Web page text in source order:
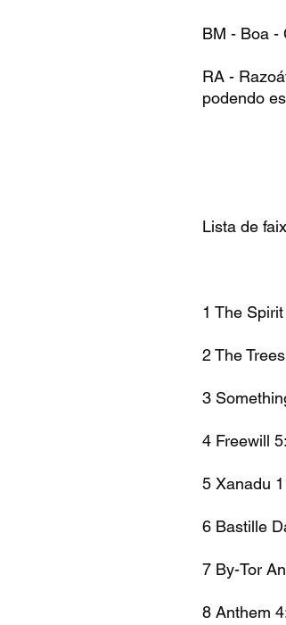
BM - Boa -
RA -
podendo
Lista de
1 The
2 The
3
4 Freewill
5 Xanadu
6 Bastille
7 By-Tor
8 Anthem